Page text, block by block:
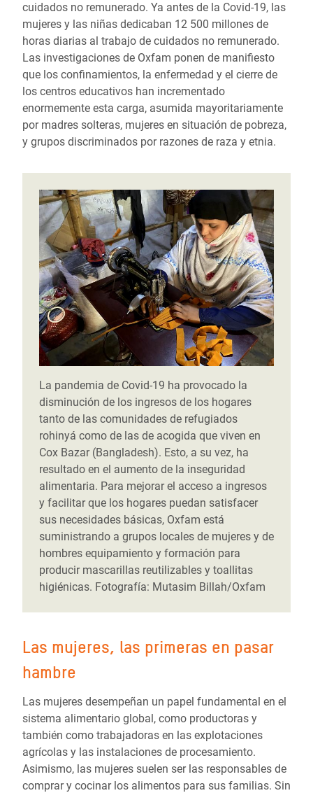
cuidados no remunerado. Ya antes de la Covid-19, las
mujeres y las niñas dedicaban 12 500 millones de
horas diarias al trabajo de cuidados no remunerado.
Las investigaciones de Oxfam ponen de manifiesto
que los confinamientos, la enfermedad y el cierre de
los centros educativos han incrementado
enormemente esta carga, asumida mayoritariamente
por madres solteras, mujeres en situación de pobreza,
y grupos discriminados por razones de raza y etnia.
La pandemia de Covid-19 ha provocado la
disminución de los ingresos de los hogares
tanto de las comunidades de refugiados
rohinyá como de las de acogida que viven en
Cox Bazar (Bangladesh). Esto, a su vez, ha
resultado en el aumento de la inseguridad
alimentaria. Para mejorar el acceso a ingresos
y facilitar que los hogares puedan satisfacer
sus necesidades básicas, Oxfam está
suministrando a grupos locales de mujeres y de
hombres equipamiento y formación para
producir mascarillas reutilizables y toallitas
higiénicas. Fotografía: Mutasim Billah/Oxfam
Las mujeres, las primeras en pasar
hambre
Las mujeres desempeñan un papel fundamental en el
sistema alimentario global, como productoras y
también como trabajadoras en las explotaciones
agrícolas y las instalaciones de procesamiento.
Asimismo, las mujeres suelen ser las responsables de
comprar y cocinar los alimentos para sus familias. Sin